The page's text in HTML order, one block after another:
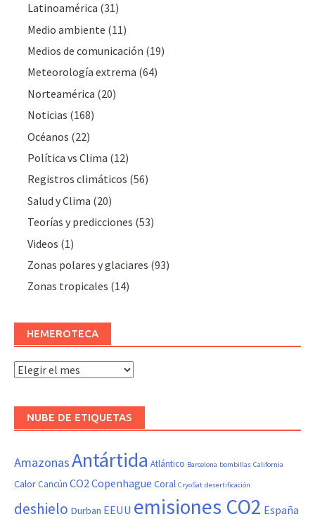
Latinoamérica (31)
Medio ambiente (11)
Medios de comunicación (19)
Meteorologí­a extrema (64)
Norteamérica (20)
Noticias (168)
Océanos (22)
Polí­tica vs Clima (12)
Registros climáticos (56)
Salud y Clima (20)
Teorías y predicciones (53)
Videos (1)
Zonas polares y glaciares (93)
Zonas tropicales (14)
HEMEROTECA
Hemeroteca
NUBE DE ETIQUETAS
AmazonasAntártida Atlántico Barcelona bombillas California
Calor Cancún CO2Copenhague Coral CryoSat desertificación
deshielo Durban EEUU emisiones CO2 España